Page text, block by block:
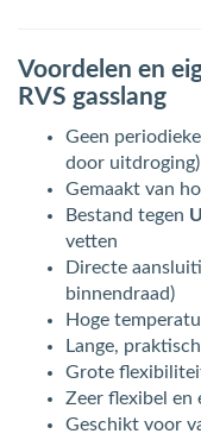
Voordelen en
RVS gasslang
Geen
door uitdroging)
Gemaakt van
Bestand tegen
vetten
Directe
binnendraad)
Hoge
Lange,
Grote
Zeer flexibel en
Geschikt voor